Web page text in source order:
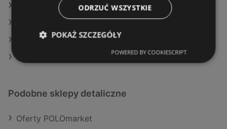
Aktualne gazetki Stokrotka
Aktualne gazetki Dino
Sklepy Action w Police
Podobne sklepy detaliczne
Oferty POLOmarket
ODRZUĆ WSZYSTKIE
POKAŻ SZCZEGÓŁY
POWERED BY COOKIESCRIPT